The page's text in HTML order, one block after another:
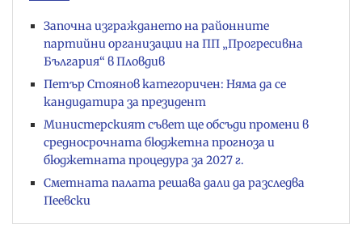
Започна изграждането на районните
партийни организации на ПП „Прогресивна
България“ в Пловдив
Петър Стоянов категоричен: Няма да се
кандидатира за президент
Министерският съвет ще обсъди промени в
средносрочната бюджетна прогноза и
бюджетната процедура за 2027 г.
Сметната палата решава дали да разследва
Пеевски